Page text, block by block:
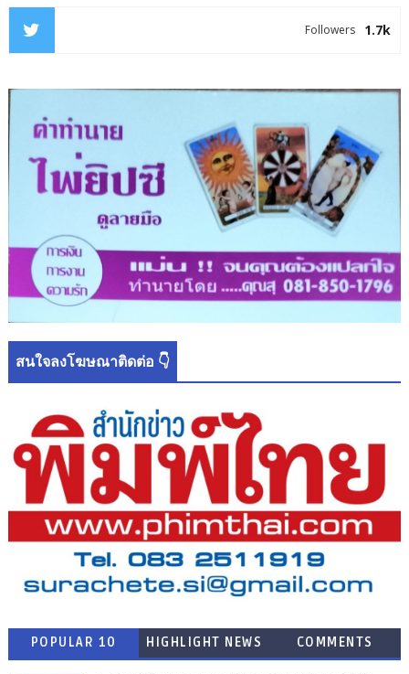
1.7k
Followers
สนใจลงโฆษณาติดต่อ 👇
POPULAR 10 HIGHLIGHT NEWS COMMENTS